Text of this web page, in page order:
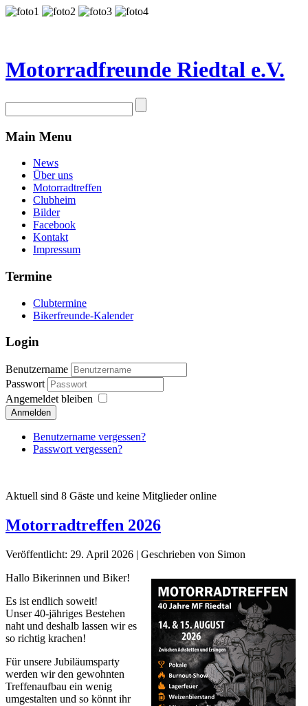
Motorradfreunde Riedtal e.V.
Main Menu
News
Über uns
Motorradtreffen
Clubheim
Bilder
Facebook
Kontakt
Impressum
Termine
Clubtermine
Bikerfreunde-Kalender
Login
Benutzername
Passwort
Angemeldet bleiben
Anmelden
Benutzername vergessen?
Passwort vergessen?
Aktuell sind 8 Gäste und keine Mitglieder online
Motorradtreffen 2026
Veröffentlicht: 29. April 2026 | Geschrieben von Simon
Hallo Bikerinnen und Biker!
Es ist endlich soweit!
Unser 40-jähriges Bestehen
naht und deshalb lassen wir es
so richtig krachen!
Für unsere Jubiläumsparty
werden wir den gewohnten
Treffenaufbau ein wenig
umgestalten und so könnt ihr